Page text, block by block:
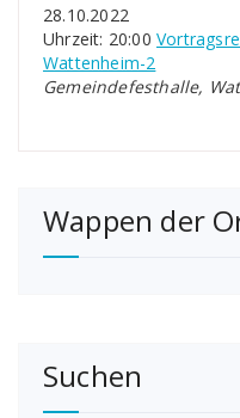
28.10.2022
Uhrzeit: 20:00
Wattenheim-2
Gemeindefesthalle,
Wappen der
Suchen